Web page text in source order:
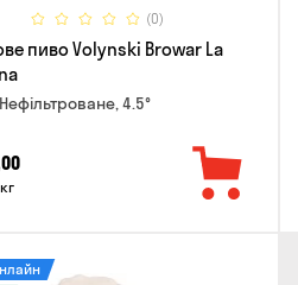
(0)
пиво Volynski Browar La
4.5°